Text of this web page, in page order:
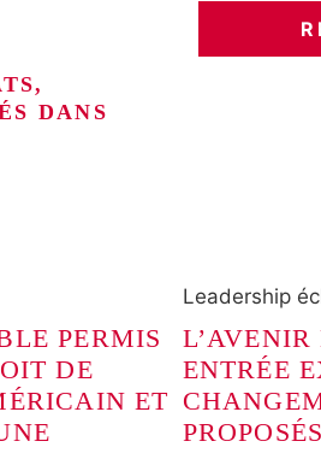
DANS
PERMIS
DE
ET
Leadership
ENTRÉE